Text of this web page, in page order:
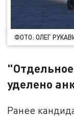
ФОТО: ОЛЕГ
уделено
Ранее